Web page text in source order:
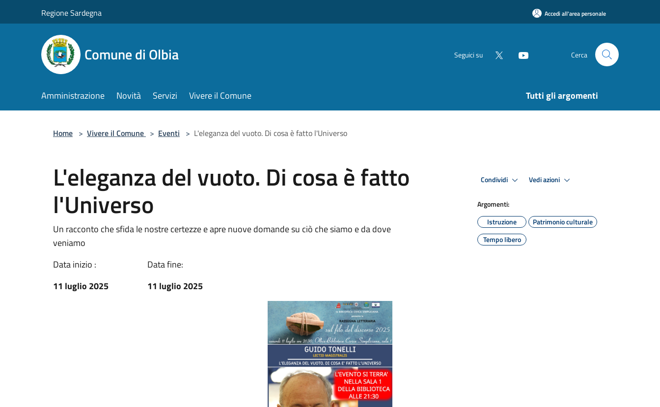
Regione Sardegna Accedi all'area personale
Comune di Olbia Seguici su Cerca
Amministrazione Novità Servizi Vivere il Comune Tutti gli argomenti
Home > Vivere il Comune > Eventi > L'eleganza del vuoto. Di cosa è fatto l'Universo
L'eleganza del vuoto. Di cosa è fatto
l'Universo
Un racconto che sfida le nostre certezze e apre nuove domande su ciò che siamo e da dove
veniamo
Data inizio :
11 luglio 2025
Data fine:
11 luglio 2025
Condividi Vedi azioni
Argomenti:
Istruzione
Patrimonio culturale
Tempo libero